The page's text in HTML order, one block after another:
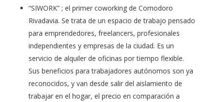
“SIWORK” ; el primer coworking de Comodoro
Rivadavia. Se trata de un espacio de trabajo pensado
para emprendedores, freelancers, profesionales
independientes y empresas de la ciudad. Es un
servicio de alquiler de oficinas por tiempo flexible.
Sus beneficios para trabajadores autónomos son ya
reconocidos, y van desde salir del aislamiento de
trabajar en el hogar, el precio en comparación a